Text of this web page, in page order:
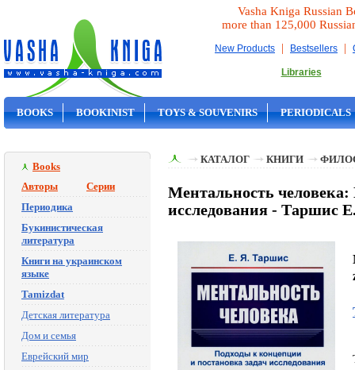
Vasha Kniga Russian
more than 125,000
New Products | Bestsellers |
Libraries
BOOKS BOOKINIST TOYS & SOUVENIRS PERIODICALS
Books
Авторы
Серии
Периодика
Букинистическая
литература
Книги на украинском
языке
Tamizdat
Детская литература
Дом и семья
Еврейский мир
КАТАЛОГ КНИГИ
Ментальность
исследования - Таршис